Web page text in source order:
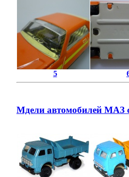
5
Мдели автомобилей МАЗ